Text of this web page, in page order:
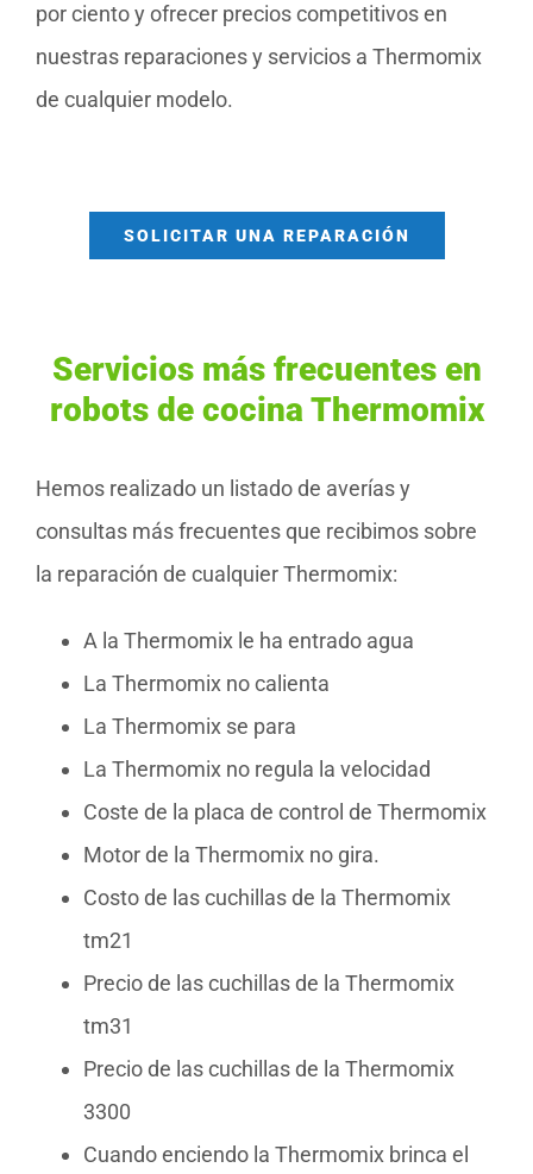
por ciento y ofrecer precios competitivos en
nuestras reparaciones y servicios a Thermomix
de cualquier modelo.
SOLICITAR UNA REPARACIÓN
Servicios más frecuentes en
robots de cocina Thermomix
Hemos realizado un listado de averías y
consultas más frecuentes que recibimos sobre
la reparación de cualquier Thermomix:
A la Thermomix le ha entrado agua
La Thermomix no calienta
La Thermomix se para
La Thermomix no regula la velocidad
Coste de la placa de control de Thermomix
Motor de la Thermomix no gira.
Costo de las cuchillas de la Thermomix
tm21
Precio de las cuchillas de la Thermomix
tm31
Precio de las cuchillas de la Thermomix
3300
Cuando enciendo la Thermomix brinca el